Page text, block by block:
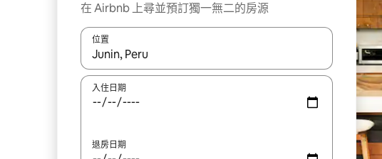
在 Airbnb 上尋並預訂獨一無二的房源
位置
如有搜尋結果，瀏覽內容時請使用上下箭頭，或輕點、滑動裝置。
入住日期
退房日期